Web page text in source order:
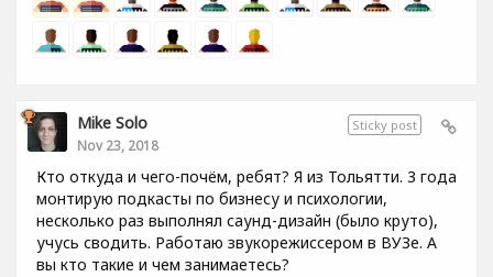
Sticky post
Mike Solo
Nov 23, 2018
Кто откуда и чего-почём, ребят? Я из Тольятти. 3 года
монтирую подкасты по бизнесу и психологии,
несколько раз выполнял саунд-дизайн (было круто),
учусь сводить. Работаю звукорежиссером в ВУЗе. А
вы кто такие и чем занимаетесь?